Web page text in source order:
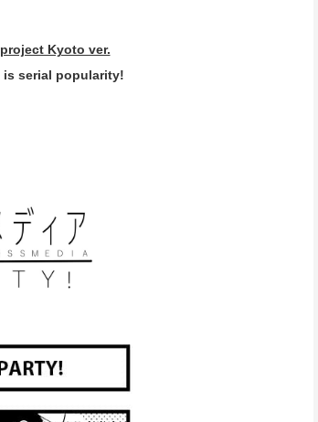
Kyoto ver.
is serial popularity!